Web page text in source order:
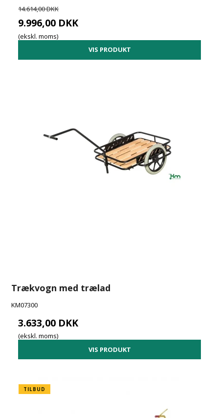
14.614,00 DKK
9.996,00 DKK
(ekskl. moms)
VIS PRODUKT
Trækvogn med trælad
KM07300
3.633,00 DKK
(ekskl. moms)
VIS PRODUKT
TILBUD